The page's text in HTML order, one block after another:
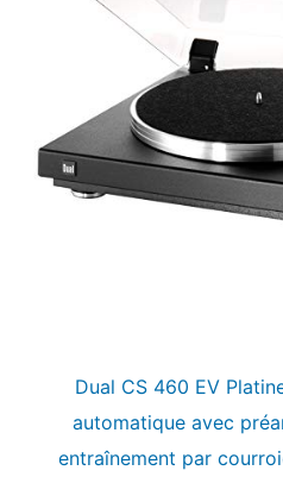
Dual CS 460 EV
automatique avec
entraînement par